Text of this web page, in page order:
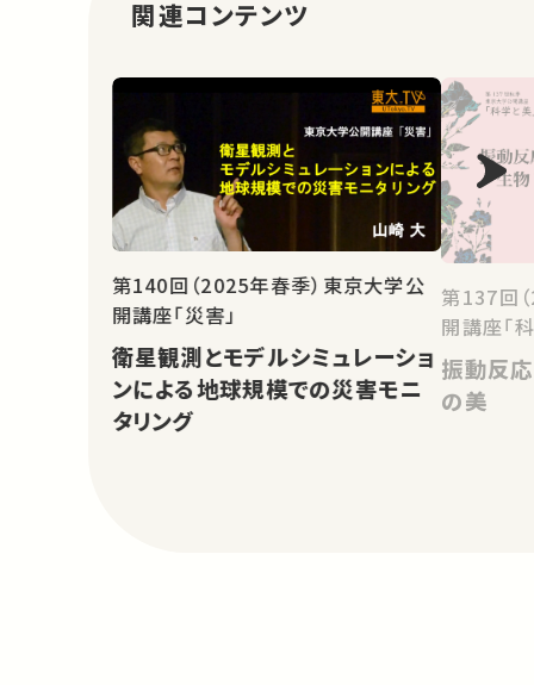
関連コンテンツ
第140回（2025年春季）東京大学公
開講座「災害」
衛星観測とモデルシミュレーショ
ンによる地球規模での災害モニ
タリング
第137回
開講座「
振動反
の美